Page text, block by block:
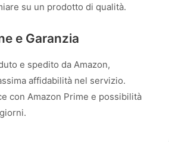
su un prodotto di qualità.
e Garanzia
e spedito da Amazon,
affidabilità nel servizio.
con Amazon Prime e possibilità